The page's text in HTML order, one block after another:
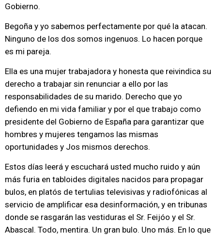
Gobierno.
Begoña y yo sabemos perfectamente por qué la atacan.
Ninguno de los dos somos ingenuos. Lo hacen porque
es mi pareja.
Ella es una mujer trabajadora y honesta que reivindica su
derecho a trabajar sin renunciar a ello por las
responsabilidades de su marido. Derecho que yo
defiendo en mi vida familiar y por el que trabajo como
presidente del Gobierno de España para garantizar que
hombres y mujeres tengamos las mismas
oportunidades y Jos mismos derechos.
Estos días leerá y escuchará usted mucho ruido y aún
más furia en tabloides digitales nacidos para propagar
bulos, en platós de tertulias televisivas y radiofónicas al
servicio de amplificar esa desinformación, y en tribunas
donde se rasgarán las vestiduras el Sr. Feijóo y el Sr.
Abascal. Todo, mentira. Un gran bulo. Uno más. En lo que